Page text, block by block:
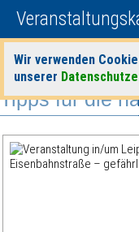
Wir verwenden
unserer
Tipps für die